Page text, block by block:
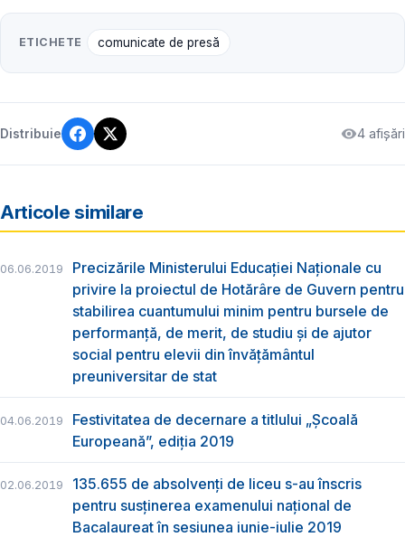
ETICHETE comunicate de presă
Distribuie 4 afișări
Articole similare
06.06.2019
Precizările Ministerului Educației Naționale cu
privire la proiectul de Hotărâre de Guvern pentru
stabilirea cuantumului minim pentru bursele de
performanță, de merit, de studiu și de ajutor
social pentru elevii din învățământul
preuniversitar de stat
04.06.2019
Festivitatea de decernare a titlului „Şcoală
Europeană”, ediția 2019
02.06.2019
135.655 de absolvenţi de liceu s-au înscris
pentru susţinerea examenului naţional de
Bacalaureat în sesiunea iunie-iulie 2019